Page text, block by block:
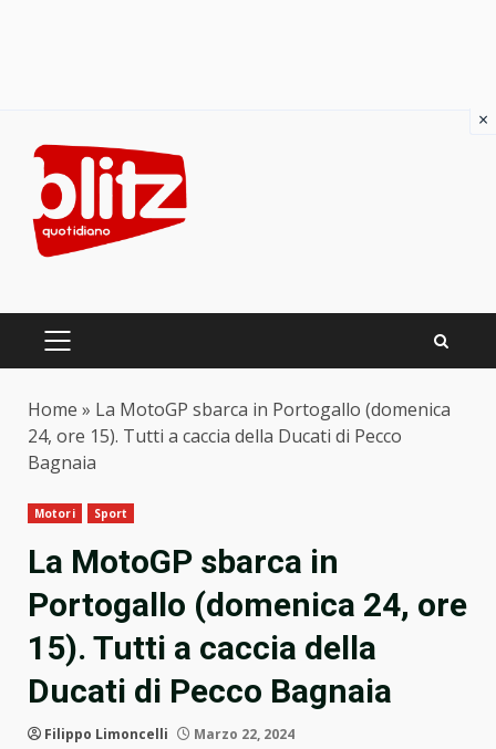
content
PRIMARY
Home » La MotoGP sbarca in Portogallo (domenica
24, ore 15). Tutti a caccia della Ducati di Pecco
Bagnaia
Motori Sport
La MotoGP sbarca in
Portogallo (domenica 24, ore
15). Tutti a caccia della
Ducati di Pecco Bagnaia
Filippo Limoncelli Marzo 22, 2024
×